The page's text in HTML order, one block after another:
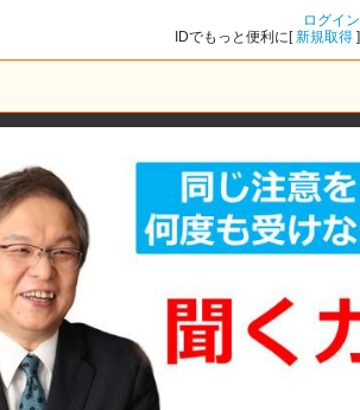
ログイン
IDでもっと便利に[新規取得 ]